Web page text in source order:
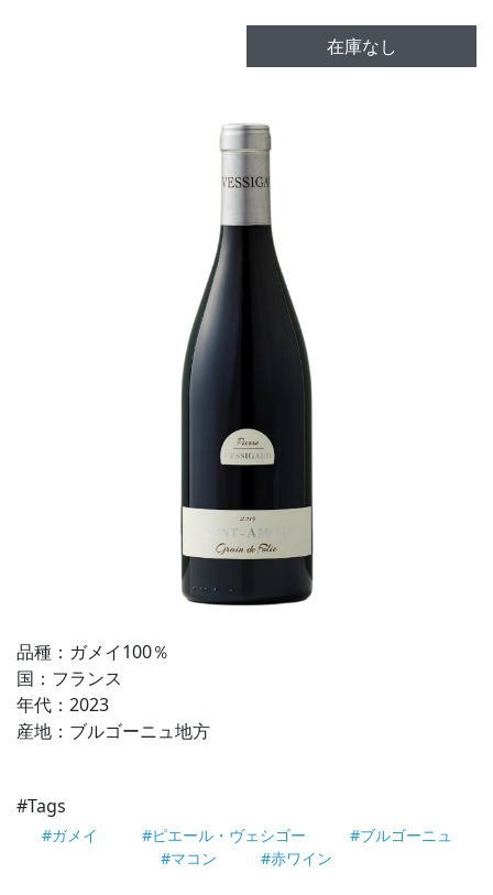
在庫なし
品種：ガメイ100％
国：フランス
年代：2023
産地：ブルゴーニュ地方
#Tags
#ガメイ #ピエール・ヴェシゴー
#ブルゴーニュ
#マコン
#赤ワイン